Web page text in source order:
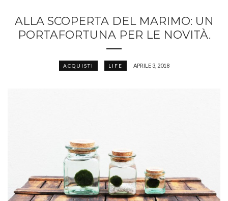
ALLA SCOPERTA DEL MARIMO: UN
PORTAFORTUNA PER LE NOVITÀ.
ACQUISTI LIFE APRILE 3, 2018